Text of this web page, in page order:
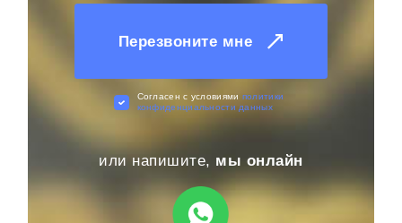
Перезвоните мне
Cогласен с условиями политики
конфиденциальности данных
или напишите, мы онлайн